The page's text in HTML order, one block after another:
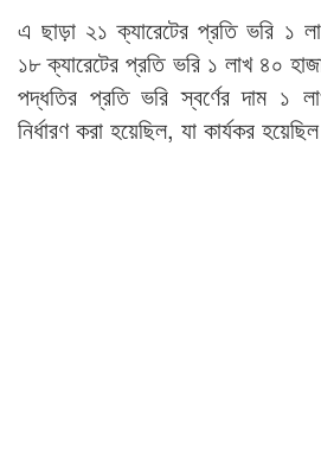
এ ছাড়া ২১ ক্যারেটের প্রতি ভরি ১
১৮ ক্যারেটের প্রতি ভরি ১ লাখ ৪০
পদ্ধতির প্রতি ভরি স্বর্ণের দাম ১
নির্ধারণ করা হয়েছিল, যা কার্যকর